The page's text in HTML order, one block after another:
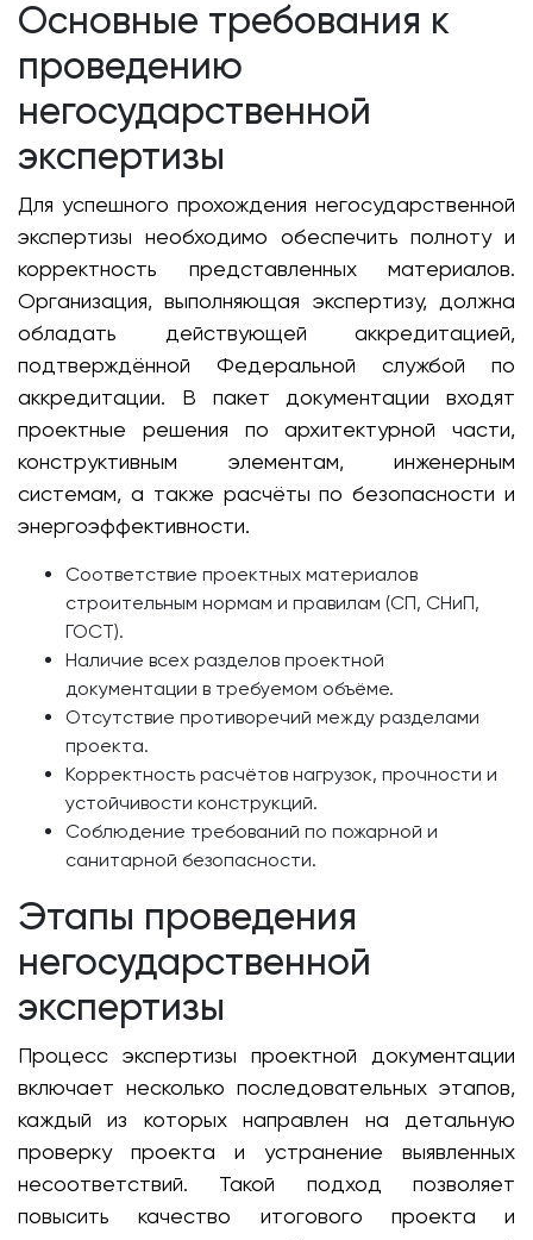
Основные требования к
проведению
негосударственной
экспертизы
Для успешного прохождения негосударственной
экспертизы необходимо обеспечить полноту и
корректность представленных материалов.
Организация, выполняющая экспертизу, должна
обладать действующей аккредитацией,
подтверждённой Федеральной службой по
аккредитации. В пакет документации входят
проектные решения по архитектурной части,
конструктивным элементам, инженерным
системам, а также расчёты по безопасности и
энергоэффективности.
Соответствие проектных материалов
строительным нормам и правилам (СП, СНиП,
ГОСТ).
Наличие всех разделов проектной
документации в требуемом объёме.
Отсутствие противоречий между разделами
проекта.
Корректность расчётов нагрузок, прочности и
устойчивости конструкций.
Соблюдение требований по пожарной и
санитарной безопасности.
Этапы проведения
негосударственной
экспертизы
Процесс экспертизы проектной документации
включает несколько последовательных этапов,
каждый из которых направлен на детальную
проверку проекта и устранение выявленных
несоответствий. Такой подход позволяет
повысить качество итогового проекта и